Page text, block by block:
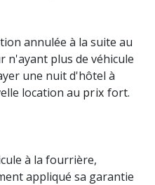
annulée à la suite au
n'ayant plus de véhicule
une nuit d'hôtel à
location au prix fort.
à la fourrière,
appliqué sa garantie